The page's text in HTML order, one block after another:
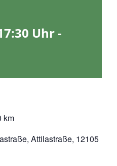
Uhr-
km
Attilastraße, 12105